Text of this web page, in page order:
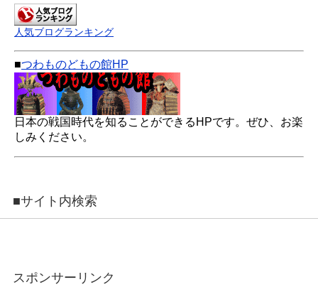
人気ブログランキング
■つわものどもの館HP
日本の戦国時代を知ることができるHPです。ぜひ、お楽
しみください。
■サイト内検索
スポンサーリンク